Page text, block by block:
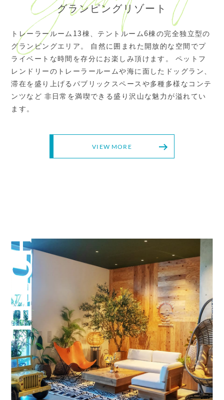
グランピングリゾート
トレーラールーム13棟、テントルーム6棟の完全独立型の
グランピングエリア。 自然に囲まれた開放的な空間でプ
ライベートな時間を存分にお楽しみ頂けます。 ペットフ
レンドリーのトレーラールームや海に面したドッグラン、
滞在を盛り上げるパブリックスペースや多種多様なコンテ
ンツなど 非日常を満喫できる盛り沢山な魅力が溢れてい
ます。
VIEW MORE